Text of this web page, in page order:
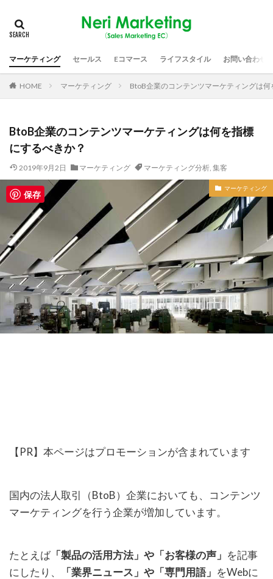
マーケティング セールス Eコマース ライフスタイル お問い合わせ
HOME マーケティング BtoB企業のコンテンツマーケティングは
BtoB企業のコンテンツマーケティングは何を指標
にするべきか？
2019年9月2日 マーケティング マーケティング分析, 集客
マーケティング
【PR】本ページはプロモーションが含まれています
国内の法人取引（BtoB）企業においても、コンテンツ
マーケティングを行う企業が増加しています。
たとえば「製品の活用方法」や「お客様の声」 を記事
にしたり、
「業界ニュース」や「専門用語」 をWebに
保存